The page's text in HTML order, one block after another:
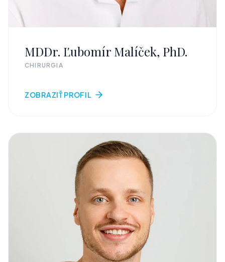
MDDr. Ľubomír Malíček, PhD.
CHIRURGIA
ZOBRAZIŤ PROFIL